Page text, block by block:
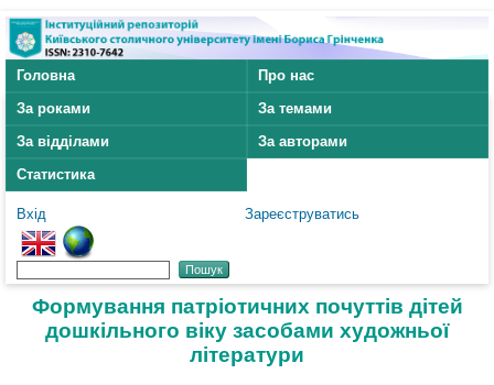
Головна
Про нас
За роками
За темами
За відділами
За авторами
Статистика
Вхід Зареєструватись
Формування патріотичних почуттів дітей
дошкільного віку засобами художньої
літератури